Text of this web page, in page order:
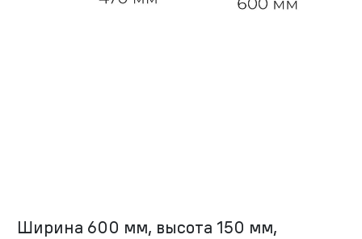
Ширина 600 мм, высота 150 мм,